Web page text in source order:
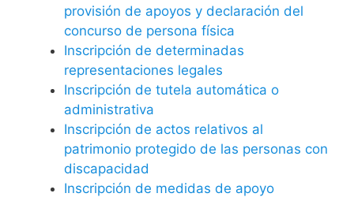
provisión de apoyos y declaración del
concurso de persona física
Inscripción de determinadas
representaciones legales
Inscripción de tutela automática o
administrativa
Inscripción de actos relativos al
patrimonio protegido de las personas con
discapacidad
Inscripción de medidas de apoyo